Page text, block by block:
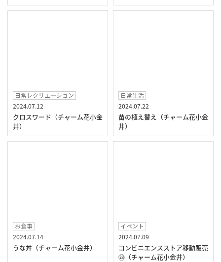
日常レクリエ―ション
2024.07.12
クロスワード（チャーム花小金
井）
日常生活
2024.07.22
苗の植え替え（チャーム花小金
井）
お食事
2024.07.14
うな丼（チャーム花小金井）
イベント
2024.07.09
コンビニエンスストア移動販売
㉘（チャーム花小金井）